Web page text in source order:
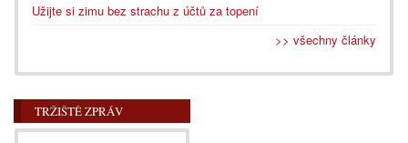
Užijte si zimu bez strachu z účtů za topení
>> všechny články
TRŽIŠTĚ ZPRÁV